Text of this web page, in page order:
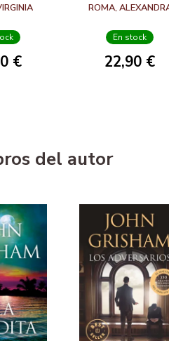
€
ROMA,
En stock
22,90 €
del autor